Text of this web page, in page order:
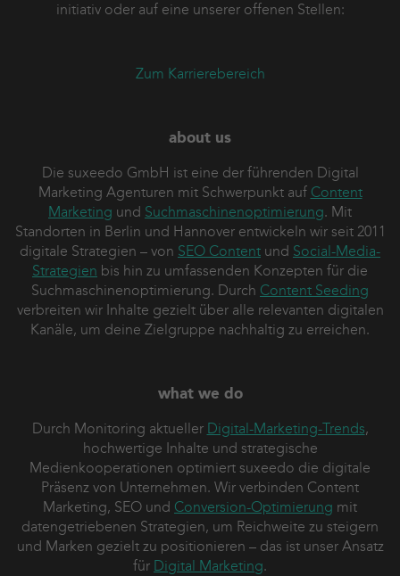
initiativ oder auf eine unserer offenen Stellen:
Zum Karrierebereich
about us
Die suxeedo GmbH ist eine der führenden Digital
Marketing Agenturen mit Schwerpunkt auf Content
Marketing und Suchmaschinenoptimierung. Mit
Standorten in Berlin und Hannover entwickeln wir seit 2011
digitale Strategien – von SEO Content und Social-Media-
Strategien bis hin zu umfassenden Konzepten für die
Suchmaschinenoptimierung. Durch Content Seeding
verbreiten wir Inhalte gezielt über alle relevanten digitalen
Kanäle, um deine Zielgruppe nachhaltig zu erreichen.
what we do
Durch Monitoring aktueller Digital-Marketing-Trends,
hochwertige Inhalte und strategische
Medienkooperationen optimiert suxeedo die digitale
Präsenz von Unternehmen. Wir verbinden Content
Marketing, SEO und Conversion-Optimierung mit
datengetriebenen Strategien, um Reichweite zu steigern
und Marken gezielt zu positionieren – das ist unser Ansatz
für Digital Marketing.